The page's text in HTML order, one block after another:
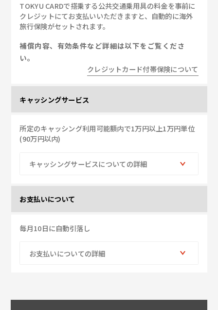
TOKYU CARDで搭乗する公共交通乗用具の料金を事前に
クレジットにてお支払いいただきますと、自動的に海外
旅行保険がセットされます。
補償内容、有効条件など詳細は以下をご覧くださ
い。
クレジットカード付帯保険について
キャッシングサービス
所定のキャッシング利用可能額内で1万円以上1万円単位
(90万円以内)
キャッシングサービスについての詳細
お支払いについて
毎月10日に自動引落し
お支払いについての詳細